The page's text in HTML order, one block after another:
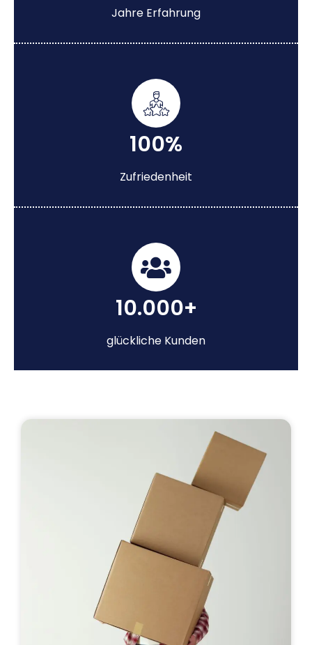
Jahre Erfahrung
100%
Zufriedenheit
10.000+
glückliche Kunden